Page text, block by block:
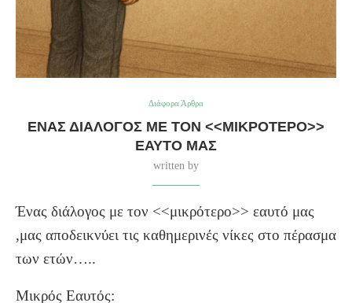
Διάφορα Άρθρα
ΈΝΑΣ ΔΙΆΛΟΓΟΣ ΜΕ ΤΟΝ <<ΜΙΚΡΌΤΕΡΟ>>
ΕΑΥΤΌ ΜΑΣ
written by
Ένας διάλογος με τον <<μικρότερο>> εαυτό μας
,μας αποδεικνύει τις καθημερινές νίκες στο πέρασμα
των ετών…..
Μικρός Εαυτός: